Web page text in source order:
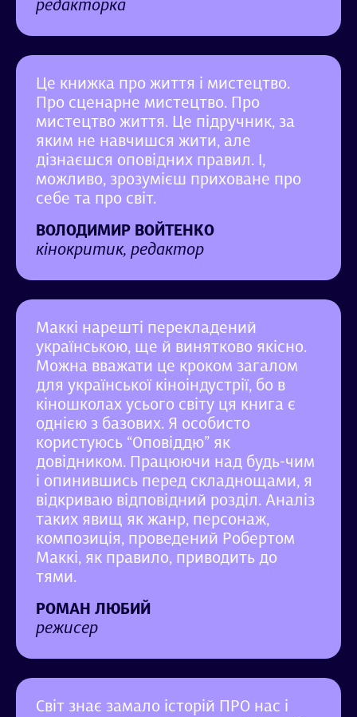
редакторка
Це книжка про життя і мистецтво.
Про сценарне мистецтво. Про
мистецтво життя. Це підручник, за
яким не навчишся жити, але
дізнаєшся оповідних правил. І,
можливо, зрозумієш приховане про
себе та про світ.
ВОЛОДИМИР ВОЙТЕНКО
кінокритик, редактор
Маккі нарешті перекладений
українською, ще й винятково якісно.
Можна вважати це кроком загалом
для української кіноіндустрії, бо в
кіношколах усього світу ця книга є
однією з базових. Я особисто
користуюсь “Оповіддю” як
довідником. Працюючи над будь-чим
і опинившись перед складнощами, я
відкриваю відповідний розділ. Аналіз
таких явищ як жанр, персонаж,
композиція, проведений Робертом
Маккі, як правило, приводить до
тями.
РОМАН ЛЮБИЙ
режисер
Світ знає замало історій ПРО нас і